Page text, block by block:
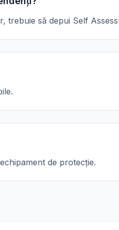
trebuie să depui Self
de protecție.